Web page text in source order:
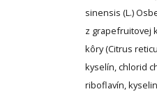
sinensis (L.)
z grapefruitovej
kôry (Citrus
kyselín, chlorid
riboflavín,